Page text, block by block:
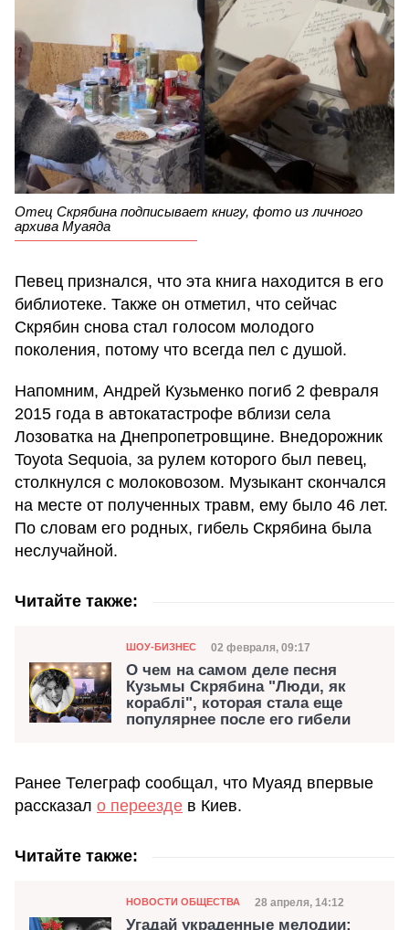
Отец Скрябина подписывает книгу, фото из личного
архива Муаяда
Певец признался, что эта книга находится в его
библиотеке. Также он отметил, что сейчас
Скрябин снова стал голосом молодого
поколения, потому что всегда пел с душой.
Напомним, Андрей Кузьменко погиб 2 февраля
2015 года в автокатастрофе вблизи села
Лозоватка на Днепропетровщине. Внедорожник
Toyota Sequoia, за рулем которого был певец,
столкнулся с молоковозом. Музыкант скончался
на месте от полученных травм, ему было 46 лет.
По словам его родных, гибель Скрябина была
неслучайной.
Читайте также:
Категория
ШОУ-БИЗНЕС Дата публикации
02 февраля, 09:17
О чем на самом деле песня
Кузьмы Скрябина "Люди, як
кораблі", которая стала еще
популярнее после его гибели
Ранее Телеграф сообщал, что Муаяд впервые
рассказал о переезде в Киев.
Читайте также:
Категория
НОВОСТИ ОБЩЕСТВА Дата публикации
28 апреля, 14:12
Угадай украденные мелодии: